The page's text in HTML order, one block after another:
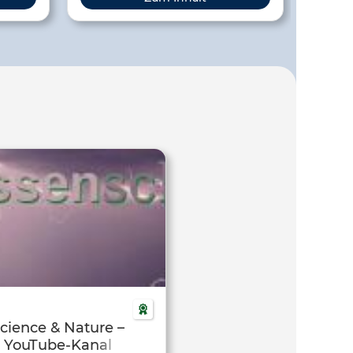
bei
im
eigenen Erkunden und Handeln.
& Nature –
YouTube-Kanal